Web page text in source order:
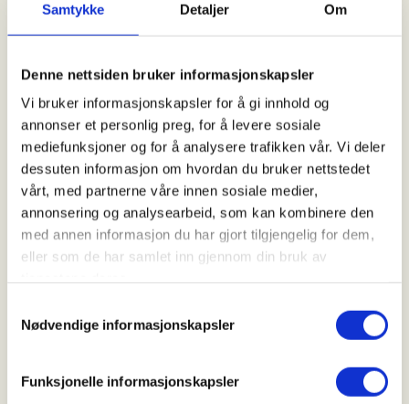
Samtykke Detaljer Om
Denne nettsiden bruker informasjonskapsler
Vi bruker informasjonskapsler for å gi innhold og
annonser et personlig preg, for å levere sosiale
mediefunksjoner og for å analysere trafikken vår. Vi deler
dessuten informasjon om hvordan du bruker nettstedet
vårt, med partnerne våre innen sosiale medier,
annonsering og analysearbeid, som kan kombinere den
med annen informasjon du har gjort tilgjengelig for dem,
eller som de har samlet inn gjennom din bruk av
Nødvendige informasjonskapsler
Funksjonelle informasjonskapsler
18. Aug 2026
Kl. 17.00 - 21.00
Arrangør
Brunlanes JFF
https://93421896